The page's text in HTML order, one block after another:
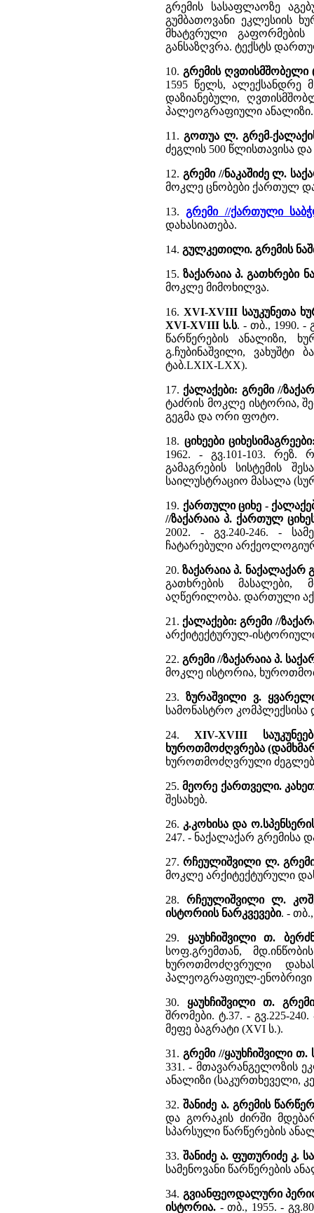
გრემის სასაფლაოზე
გუმბათოვანი ეკლესიის
მხატვრული გაფორმების
განსაზღვრა. ტექსტს
10. გრემის ღვთისმშობელი
1595 წელს, ალექსანდრე
დაზიანებული,
პალეოგრაფიული
11. გოთუა ლ. გრემ-
ძეგლის 500 წლისთავისა
12. გრემი //ნაკაშიძე ლ.
მოკლე ცნობები ქართულ
13.გრემი //ქართული
დახასიათება.
14. გულკეთილი. გრემის
15.ზაქარაია პ. გათხრები
მოკლე მიმოხილვა.
16.XVI-XVIII საუკუნეთა
XVI-XVIII ს.ს. - თბ., 1990. -
წარწერების ანალიზი,
გ.ჩუბინაშვილი, ვახუშტი
ტაბ.LXIX-LXX).
17. ქალაქები: გრემი //
ტაძრის მოკლე ისტორია,
გეგმა და ორი ფოტო.
18. ციხეები
1962. - გვ.101-103. რეზ.
გამაგრების სისტემის
საილუსტრაციო მასალა
19. ქართული ციხე -
//ზაქარაია პ. ქართულ
2002. - გვ.240-246. -
ჩატარებული
20.ზაქარაია პ. ნაქალაქარ
გათხრების მასალები,
აღწერილობა. დართული
21. ქალაქები: გრემი //
არქიტექტურულ-
22.გრემი //ზაქარაია პ.
მოკლე ისტორია,
23.ზურაშვილი ვ.
სამონასტრო
24.XIV-XVIII
ხუროთმოძღვრება
ხუროთმოძღვრული
25.მეორე ქართველი.
შესახებ.
26. კ.კოხისა და
247. - ნაქალაქარ
27.რჩეულიშვილი ლ.
მოკლე არქიტექტურული
28. რჩეულიშვილი ლ.
ისტორიის ნარკვევები. -
29. ყაუხჩიშვილი თ.
სოფ.გრემთან,
ხუროთმოძღვრული
პალეოგრაფიულ-ენობრივი
30. ყაუხჩიშვილი თ.
შრომები. ტ.37. - გვ.225-
მეფე ბაგრატი (XVI ს.).
31. გრემი //ყაუხჩიშვილი
331. - მთავარანგელოზის
ანალიზი (საკურთხეველი,
32.შანიძე ა. გრემის
და გორაკის ძირში
სპარსული წარწერების
33.შანიძე ა. ფუთურიძე კ.
სამენოვანი წარწერების
34. გვიანფეოდალური
ისტორია. - თბ., 1955. -